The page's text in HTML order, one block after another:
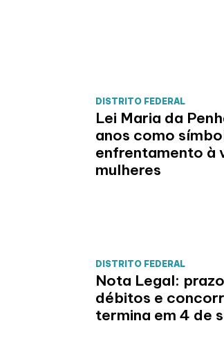
DISTRITO FEDERAL
Lei Maria da
anos como
enfrentamento à
mulheres
DISTRITO FEDERAL
Nota Legal:
débitos e
termina em 4 de